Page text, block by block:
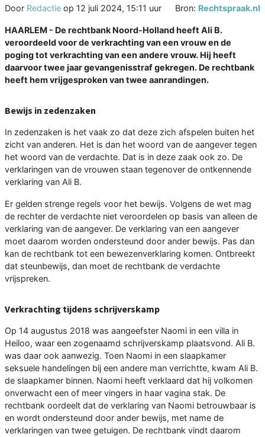
Door Redactie op 12 juli 2024, 15:11 uur Bron: Rechtspraak.nl
HAARLEM - De rechtbank Noord-Holland heeft Ali B.
veroordeeld voor de verkrachting van een vrouw en de
poging tot verkrachting van een andere vrouw. Hij heeft
daarvoor twee jaar gevangenisstraf gekregen. De rechtbank
heeft hem vrijgesproken van twee aanrandingen.
Bewijs in zedenzaken
In zedenzaken is het vaak zo dat deze zich afspelen buiten het
zicht van anderen. Het is dan het woord van de aangever tegen
het woord van de verdachte. Dat is in deze zaak ook zo. De
verklaringen van de vrouwen staan tegenover de ontkennende
verklaring van Ali B.
Er gelden strenge regels voor het bewijs. Volgens de wet mag
de rechter de verdachte niet veroordelen op basis van alleen de
verklaring van de aangever. De verklaring van een aangever
moet daarom worden ondersteund door ander bewijs. Pas dan
kan de rechtbank tot een bewezenverklaring komen. Ontbreekt
dat steunbewijs, dan moet de rechtbank de verdachte
vrijspreken.
Verkrachting tijdens schrijverskamp
Op 14 augustus 2018 was aangeefster Naomi in een villa in
Heiloo, waar een zogenaamd schrijverskamp plaatsvond. Ali B.
was daar ook aanwezig. Toen Naomi in een slaapkamer
seksuele handelingen bij een andere man verrichtte, kwam Ali B.
de slaapkamer binnen. Naomi heeft verklaard dat hij volkomen
onverwacht een of meer vingers in haar vagina stak. De
rechtbank oordeelt dat de verklaring van Naomi betrouwbaar is
en wordt ondersteund door ander bewijs, met name de
verklaringen van twee getuigen. De rechtbank vindt daarom